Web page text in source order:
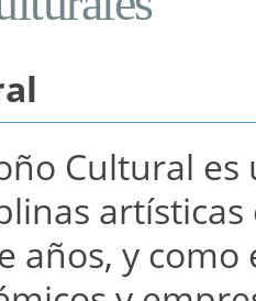
Cultural
artísticas
años, y como